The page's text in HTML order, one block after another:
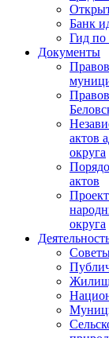
Банк
Гид по
Документы
актов
округа
актов
округа